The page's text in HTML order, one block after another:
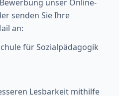
unser Online-
senden Sie Ihre
an:
für Sozialpädagogik
Lesbarkeit mithilfe